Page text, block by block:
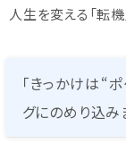
人生を変える「転
「きっかけは“
グにのめり込み